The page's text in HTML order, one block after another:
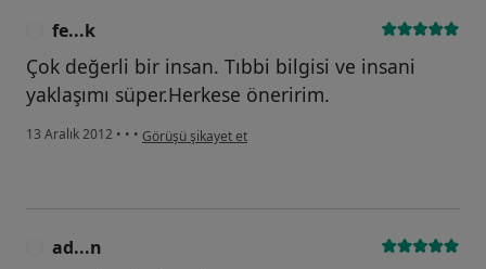
fe...k
Çok değerli bir insan. Tıbbi bilgisi ve insani
yaklaşımı süper.Herkese öneririm.
13 Aralık 2012 • • • kullanıcının görüşüne göre fe...k
Görüşü şikayet et
ad...n